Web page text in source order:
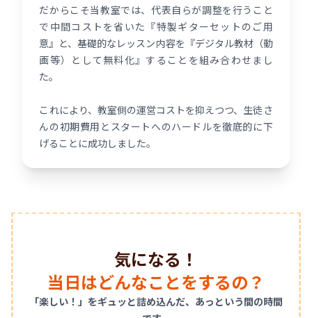
だからこそ当教室では、代表自らが調整を行うこと
で中間コストを省いた『特製ギターセットのご用
意』と、基礎的なレッスン内容を『デジタル教材（動
画等）として無料化』することを組み合わせまし
た。
これにより、教室側の運営コストを抑えつつ、生徒さ
んの初期費用とスタートへのハードルを徹底的に下
げることに成功しました。
気になる！
当日はどんなことをするの？
「楽しい！」をギュッと詰め込んだ、あっという間の時間